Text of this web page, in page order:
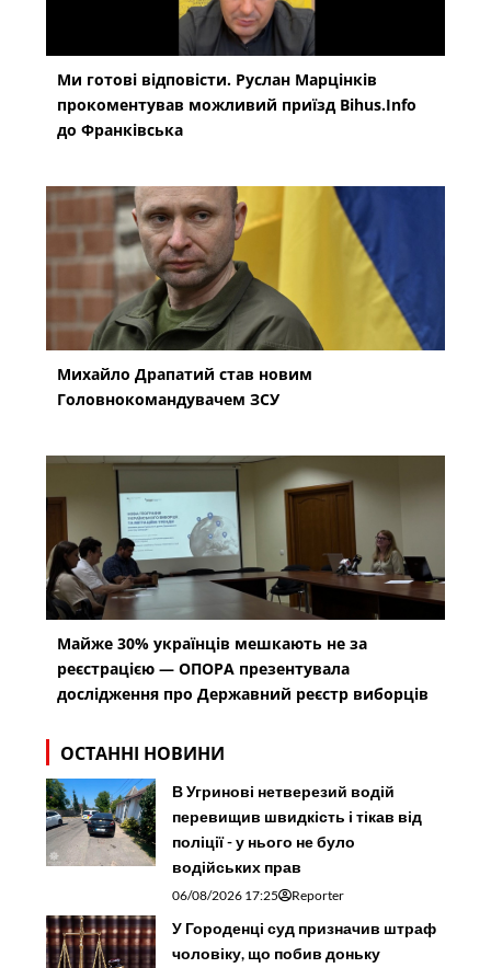
Ми готові відповісти. Руслан Марцінків
прокоментував можливий приїзд Bihus.Info
до Франківська
Михайло Драпатий став новим
Головнокомандувачем ЗСУ
Майже 30% українців мешкають не за
реєстрацією — ОПОРА презентувала
дослідження про Державний реєстр виборців
ОСТАННІ НОВИНИ
В Угринові нетверезий водій
перевищив швидкість і тікав від
поліції - у нього не було
водійських прав
06/08/2026 17:25 Reporter
У Городенці суд призначив штраф
чоловіку, що побив доньку